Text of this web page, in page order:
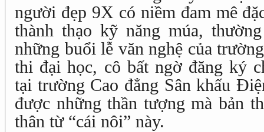
người đẹp 9X có niềm đam mê
thành thạo kỹ năng múa,
những buổi lễ văn nghệ của
thi đại học, cô bất ngờ đăng ký
tại trường Cao đẳng Sân khấu
được những thần tượng mà bản
thân từ “cái nôi” này.